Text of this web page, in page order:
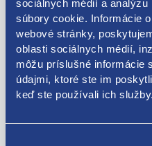
sociálnych médií a
súbory cookie. Informácie
webové stránky,
oblasti sociálnych médií,
môžu príslušné informácie
údajmi, ktoré ste im
keď ste používali ich služby.
Kódy produktov